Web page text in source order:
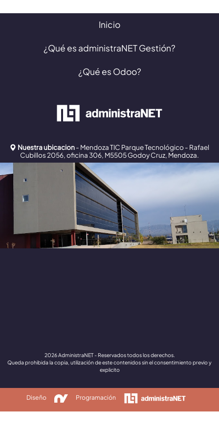
Inicio
¿Qué es administraNET Gestión?
¿Qué es Odoo?
Nuestra ubicacion- Mendoza TIC Parque Tecnológico - Rafael
Cubillos 2056, oficina 306, M5505 Godoy Cruz, Mendoza.
2026 AdministraNET - Reservados todos los derechos.
Queda prohibida la copia, utilización de este contenidos sin el consentimiento previo y
explicito
Diseño Programación